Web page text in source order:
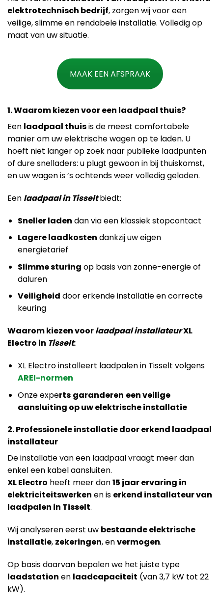
elektrotechnisch bedrijf, zorgen wij voor een
veilige, slimme en rendabele installatie. Volledig op
maat van uw situatie.
MAAK EEN AFSPRAAK
1. Waarom kiezen voor een laadpaal thuis?
Een laadpaal thuisis de meest comfortabele
manier om uw elektrische wagen op te laden. U
hoeft niet langer op zoek naar publieke laadpunten
of dure snelladers: u plugt gewoon in bij thuiskomst,
en uw wagen is ’s ochtends weer volledig geladen.
Een laadpaal in Tisseltbiedt:
Sneller laden dan via een klassiek stopcontact
Lagere laadkosten dankzij uw eigen
energietarief
Slimme sturing op basis van zonne-energie of
daluren
Veiligheid door erkende installatie en correcte
keuring
Waarom kiezen voorlaadpaal installateurXL
Electro in Tisselt:
XL Electro installeert laadpalen in Tisselt volgens
AREI-normen
Onze experts garanderen een veilige
aansluiting op uw elektrische installatie
2. Professionele installatie door erkend laadpaal
installateur
De installatie van een laadpaal vraagt meer dan
enkel een kabel aansluiten.
XL Electro heeft meer dan15 jaar ervaring in
elektriciteitswerken en is erkend installateur van
laadpalen in Tisselt.
Wij analyseren eerst uw bestaande elektrische
installatie, zekeringen, envermogen.
Op basis daarvan bepalen we het juiste type
laadstation en laadcapaciteit (van 3,7 kW tot 22
kW).